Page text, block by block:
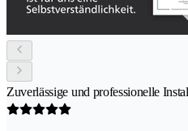
Zuverlässige und professionelle